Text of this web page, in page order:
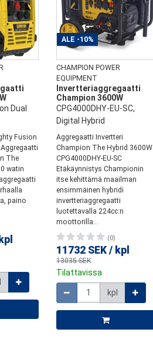
Dual
Fusion
The
watin
paino
kpl
ALE -10%
CHAMPION POWER
EQUIPMENT
Invertteriaggregaatti
Champion 3600W
CPG4000DHY-EU-SC,
Digital Hybrid
Aggregaatti Invertteri
Champion The Hybrid 3600W
CPG4000DHY-EU-SC
Etäkäynnistys Championin
itse kehittämä maailman
ensimmäinen hybridi
invertteriaggregaatti
luotettavalla 224cc:n
moottorilla...
(0)
11732 SEK / kpl
13035 SEK
Tilattavissa
Määrä
kpl